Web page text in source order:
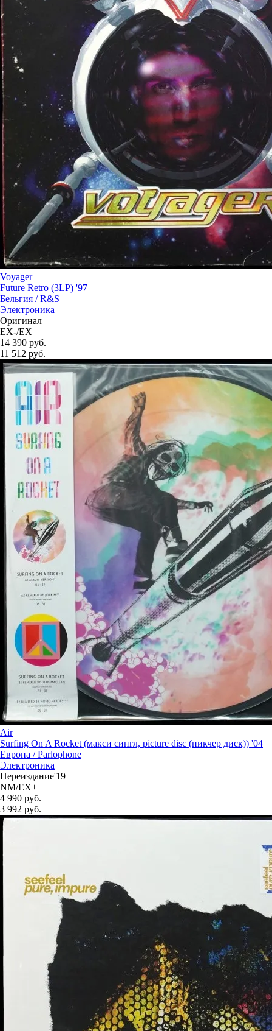
Voyager
Future Retro (3LP) '97
Бельгия /R&S
Электроника
Оригинал
EX-/EX
14 390 руб.
11 512 руб.
Air
Surfing On A Rocket (макси сингл, picture disc (пикчер диск)) '04
Европа /Parlophone
Электроника
Переиздание'19
NM/EX+
4 990 руб.
3 992 руб.